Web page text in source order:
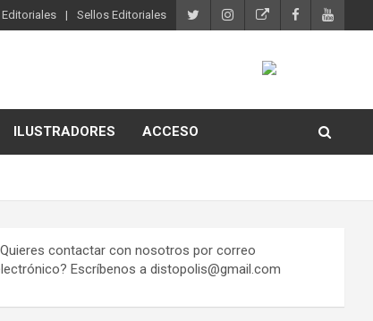
Sellos Editoriales
ILUSTRADORES ACCESO
contactar con nosotros por correo
Escríbenos a distopolis@gmail.com